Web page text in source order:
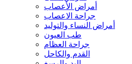
أمراض الأعصاب
جراحة الاعصاب
أمراض النساء والتوليد
طب العيون
جراحة العظام
القدم والكاحل